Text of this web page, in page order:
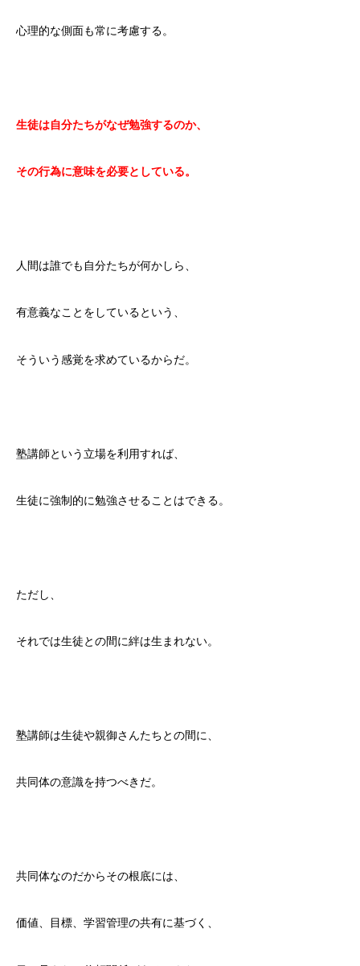
心理的な側面も常に考慮する。
生徒は自分たちがなぜ勉強するのか、
その行為に意味を必要としている。
人間は誰でも自分たちが何かしら、
有意義なことをしているという、
そういう感覚を求めているからだ。
塾講師という立場を利用すれば、
生徒に強制的に勉強させることはできる。
ただし、
それでは生徒との間に絆は生まれない。
塾講師は生徒や親御さんたちとの間に、
共同体の意識を持つべきだ。
共同体なのだからその根底には、
価値、目標、学習管理の共有に基づく、